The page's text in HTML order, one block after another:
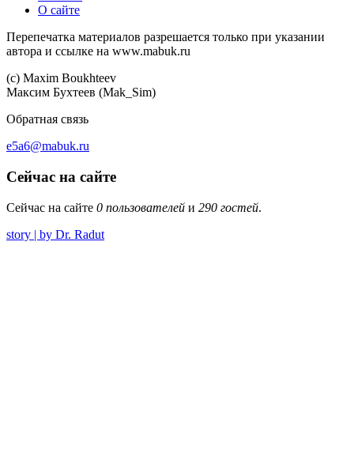
О сайте
Перепечатка материалов разрешается только при указании
автора и ссылке на www.mabuk.ru
(c) Maхim Boukhteev
Максим Бухтеев (Mak_Sim)
Обратная связь
e5a6@mabuk.ru
Сейчас на сайте
Сейчас на сайте 0 пользователей и 290 гостей.
story | by Dr. Radut